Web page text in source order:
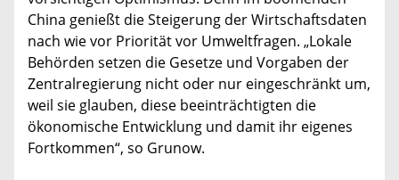
China genießt die Steigerung der Wirtschaftsdaten
nach wie vor Priorität vor Umweltfragen. „Lokale
Behörden setzen die Gesetze und Vorgaben der
Zentralregierung nicht oder nur eingeschränkt um,
weil sie glauben, diese beeinträchtigten die
ökonomische Entwicklung und damit ihr eigenes
Fortkommen“, so Grunow.